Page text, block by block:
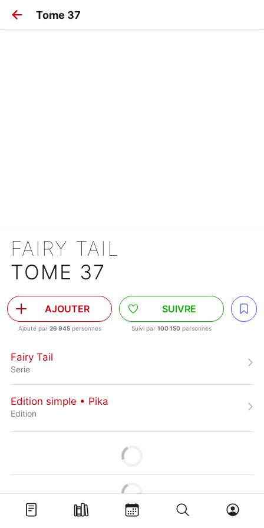
Tome 37
FAIRY TAIL
TOME 37
AJOUTER
Ajouté par 26 945personnes
SUIVRE
Suivi par 100 150 personnes
Fairy Tail
Serie
Edition simple • Pika
Edition